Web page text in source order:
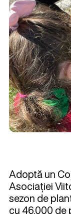
Adoptă un
Asociației
sezon de
cu 46.000 de